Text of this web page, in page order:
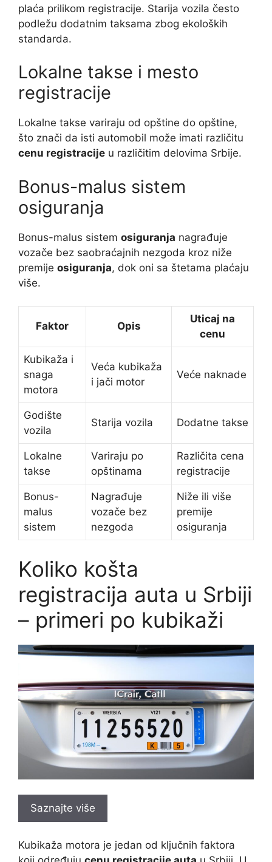
plaća prilikom registracije. Starija vozila često
podležu dodatnim taksama zbog ekoloških
standarda.
Lokalne takse i mesto
registracije
Lokalne takse variraju od opštine do opštine,
što znači da isti automobil može imati različitu
cenu registracije u različitim delovima Srbije.
Bonus-malus sistem
osiguranja
Bonus-malus sistem osiguranja nagrađuje
vozače bez saobraćajnih nezgoda kroz niže
premije osiguranja, dok oni sa štetama plaćaju
više.
Faktor Opis
Uticaj na
cenu
Kubikaža i
snaga
motora
Veća kubikaža
i jači motor
Veće naknade
Godište
vozila
Starija vozila Dodatne takse
Lokalne
takse
Variraju po
opštinama
Različita cena
registracije
Bonus-
malus
sistem
Nagrađuje
vozače bez
nezgoda
Niže ili više
premije
osiguranja
Koliko košta
registracija auta u Srbiji
– primeri po kubikaži
Saznajte više
Kubikaža motora je jedan od ključnih faktora